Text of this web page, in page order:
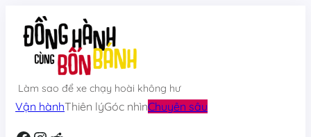
content
Làm sao để xe chạy hoài không hư
Vận hànhThiên lýGóc nhìnChuyên sâu